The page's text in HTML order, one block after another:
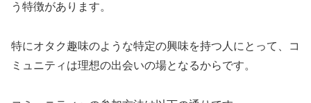
う特徴があります。
特にオタク趣味のような特定の興味を持つ人にとって、コ
ミュニティは理想の出会いの場となるからです。